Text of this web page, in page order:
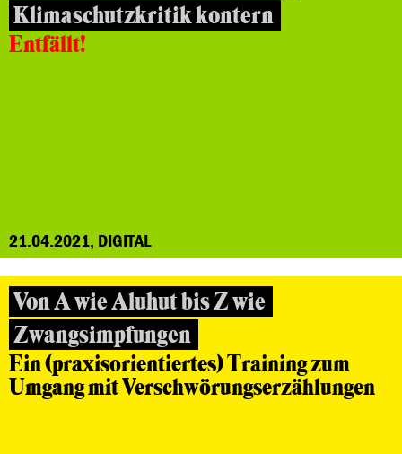
Klimaschutzkritik kontern
Entfällt!
21.04.2021, DIGITAL
Von A wie Aluhut bis Z wie
Zwangsimpfungen
Ein (praxisorientiertes) Training zum
Umgang mit Verschwörungserzählungen